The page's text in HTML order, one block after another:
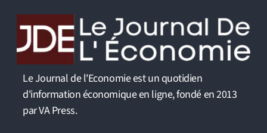
Le Journal de l'Economie est un quotidien
d'information économique en ligne, fondé en 2013
par VA Press.